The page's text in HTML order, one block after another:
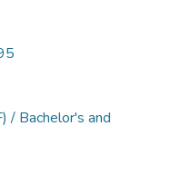
/ Bachelor's and